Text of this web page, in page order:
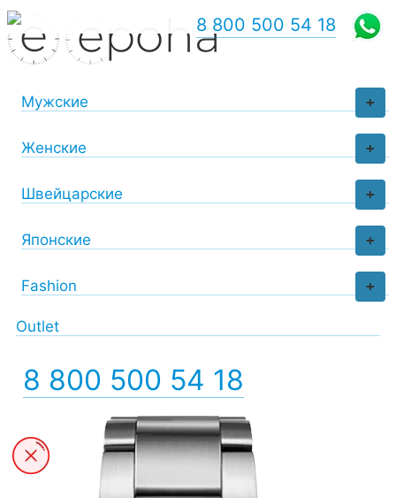
+
Мужские
+
Женские
+
Швейцарские
+
Японские
+
Fashion
Outlet
8 800 500 54 18
8 800 500 54 18